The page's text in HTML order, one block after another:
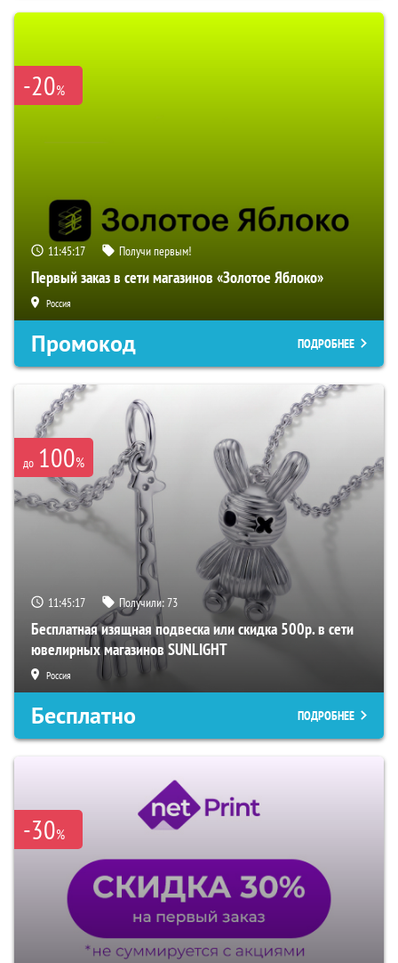
-20%
11:45:16 Получи первым!
Первый заказ в сети магазинов «Золотое Яблоко»
Россия
Промокод ПОДРОБНЕЕ
до 100%
11:45:16 Получили:73
Бесплатная изящная подвеска или скидка 500р. в сети
ювелирных магазинов SUNLIGHT
Россия
Бесплатно ПОДРОБНЕЕ
-30%